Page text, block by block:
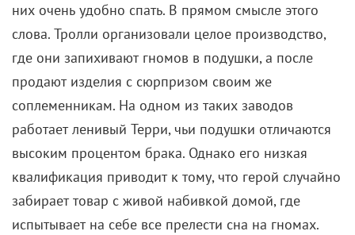
них очень удобно спать. В прямом смысле этого
слова. Тролли организовали целое производство,
где они запихивают гномов в подушки, а после
продают изделия с сюрпризом своим же
соплеменникам. На одном из таких заводов
работает ленивый Терри, чьи подушки отличаются
высоким процентом брака. Однако его низкая
квалификация приводит к тому, что герой случайно
забирает товар с живой набивкой домой, где
испытывает на себе все прелести сна на гномах.